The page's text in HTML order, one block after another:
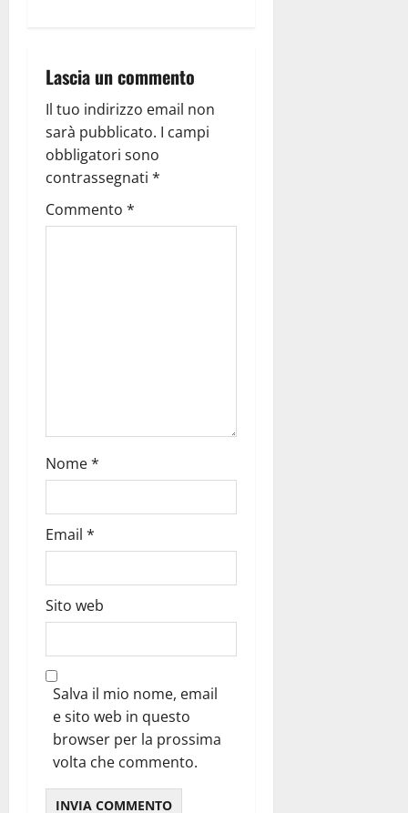
Lascia un commento
Il tuo indirizzo email non
sarà pubblicato. I campi
obbligatori sono
contrassegnati *
Commento *
Nome*
Email *
Sito web
Salva il mio nome, email
e sito web in questo
browser per la prossima
volta che commento.